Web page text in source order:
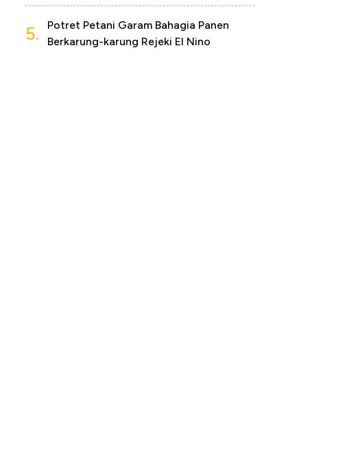
5.
Potret Petani Garam Bahagia Panen
Berkarung-karung Rejeki El Nino